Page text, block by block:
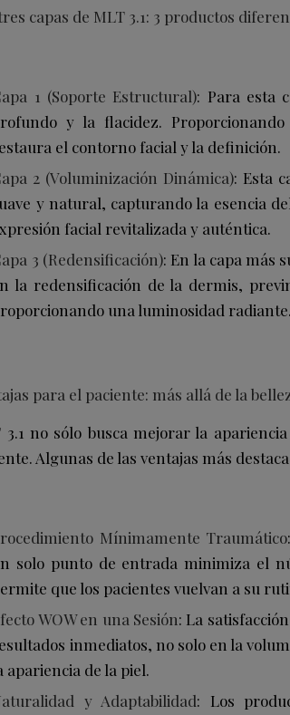
capas de MLT 3.1: 3 productos
1 (Soporte Estructural): Para esta
y la flacidez.
el contorno facial y la definición.
2 (Voluminización Dinámica): Esta
y natural, capturando la esencia
facial revitalizada y auténtica.
3 (Redensificación): En la capa más
la redensificación de la dermis,
una luminosidad radiante.
para el paciente: más allá de la
3.1 no sólo busca mejorar la
Algunas de las ventajas más
Mínimamente Traumático
solo punto de entrada minimiza el
que los pacientes vuelvan a su
WOW en una Sesión: La
inmediatos, no solo en la
apariencia de la piel.
y Adaptabilidad: Los